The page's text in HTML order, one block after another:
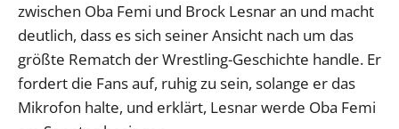
zwischen Oba Femi und Brock Lesnar an und macht
deutlich, dass es sich seiner Ansicht nach um das
größte Rematch der Wrestling-Geschichte handle. Er
fordert die Fans auf, ruhig zu sein, solange er das
Mikrofon halte, und erklärt, Lesnar werde Oba Femi